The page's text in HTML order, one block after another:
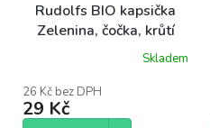
ů
Rudolfs BIO kapsička
Zelenina, čočka, krůtí
maso, 110 gSkladem
26 Kč bez DPH
29 Kč